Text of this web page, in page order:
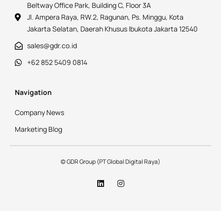
Beltway Office Park, Building C, Floor 3A
Jl. Ampera Raya, RW.2, Ragunan, Ps. Minggu, Kota
Jakarta Selatan, Daerah Khusus Ibukota Jakarta 12540
sales@gdr.co.id
+62 852 5409 0814
Navigation
Company News
Marketing Blog
© GDR Group (PT Global Digital Raya)
L
i
I
n